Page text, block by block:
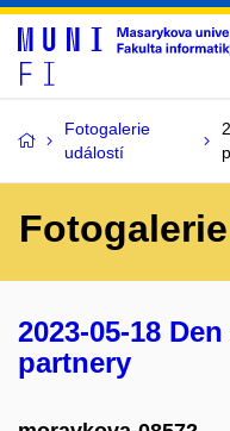
Fotogalerie
událostí
2023-05-18
partnery